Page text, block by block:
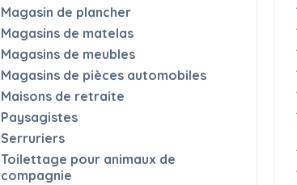
Magasin de plancher
Magasins de matelas
Magasins de meubles
Magasins de pièces automobiles
Maisons de retraite
Paysagistes
Serruriers
Toilettage pour animaux de
compagnie